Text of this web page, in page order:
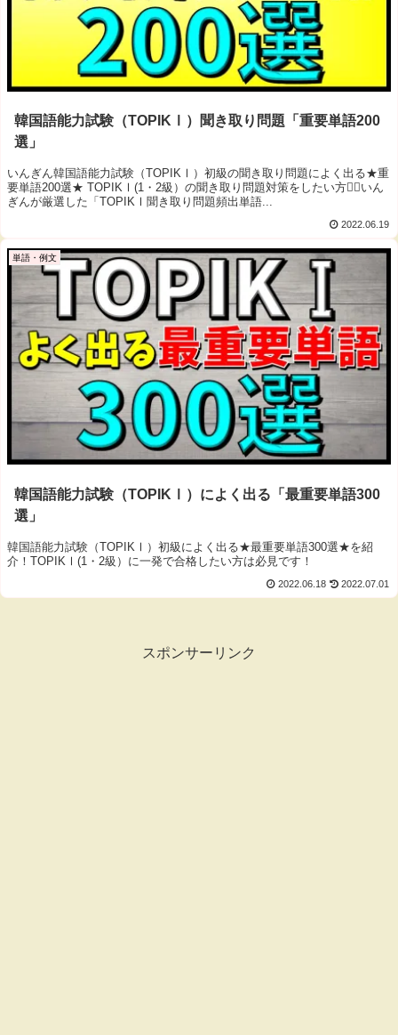
韓国語能力試験（TOPIKⅠ）聞き取り問題「重要単語200
選」
いんぎん韓国語能力試験（TOPIKⅠ）初級の聞き取り問題によく出る★重
要単語200選★ TOPIKⅠ(1・2級）の聞き取り問題対策をしたい方🙋‍♀️いん
ぎんが厳選した「TOPIKⅠ聞き取り問題頻出単語...
2022.06.19
単語・例文
韓国語能力試験（TOPIKⅠ）によく出る「最重要単語300
選」
韓国語能力試験（TOPIKⅠ）初級によく出る★最重要単語300選★を紹
介！TOPIKⅠ(1・2級）に一発で合格したい方は必見です！
2022.06.18 2022.07.01
スポンサーリンク